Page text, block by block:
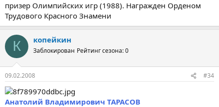
призер Олимпийских игр (1988). Награжден Орденом
Трудового Красного Знамени
К копейкин
Заблокирован Рейтинг сезона: 0
09.02.2008 #34
Анатолий Владимирович ТАРАСОВ